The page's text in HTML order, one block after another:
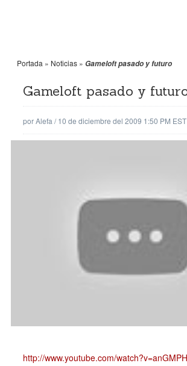
Portada » Noticias » Gameloft pasado y futuro
Gameloft pasado y
porAlefa /10 de diciembre del 2009 1:50 PM EST
http://www.youtube.com/